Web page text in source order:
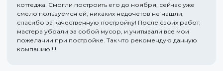
коттеджа. Смогли построить его до ноября, сейчас уже
смело пользуемся ей, никаких недочётов не нашли,
спасибо за качественную постройку! После своих работ,
мастера убрали за собой мусор, и учитывали все мои
пожелании при постройке. Так что рекомендую данную
компанию!!!!